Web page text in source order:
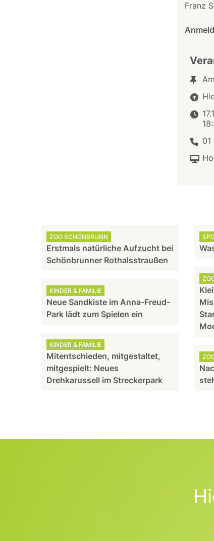
Franz
01
ZOO SCHÖNBRUNN
Erstmals natürliche Aufzucht bei
Schönbrunner Rothalsstraußen
KINDER & FAMILIE
Neue Sandkiste im Anna-Freud-
Park lädt zum Spielen ein
KINDER & FAMILIE
Mitentschieden, mitgestaltet,
mitgespielt: Neues
Drehkarussell im Streckerpark